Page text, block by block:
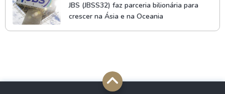
JBS (JBSS32) faz parceria bilionária para
crescer na Ásia e na Oceania